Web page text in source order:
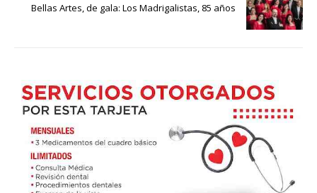
Bellas Artes, de gala: Los Madrigalistas, 85 años